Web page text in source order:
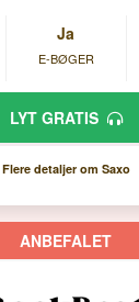
Ja
E-BØGER
LYT GRATIS
Flere detaljer om Saxo